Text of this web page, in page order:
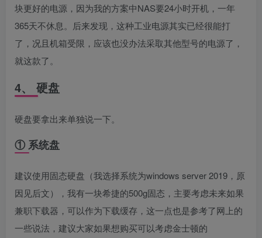
块更好的电源，因为我的方案中NAS要24小时开机，一年
365天不休息。后来发现，这种工业电源其实已经很能打
了，况且机箱受限，应该也没办法采取其他型号的电源了，
就这款了。
4、 硬盘
硬盘要拿出来单独说一下。
① 系统盘
建议使用固态硬盘（我选择系统为windows server 2019，原
因见后文），我有一块希捷的500g固态，主要考虑未来如果
兼职下载器，可以作为下载缓存，这一点也是参考了网上的
一些说法，建议大家如果想购买可以考虑金士顿的